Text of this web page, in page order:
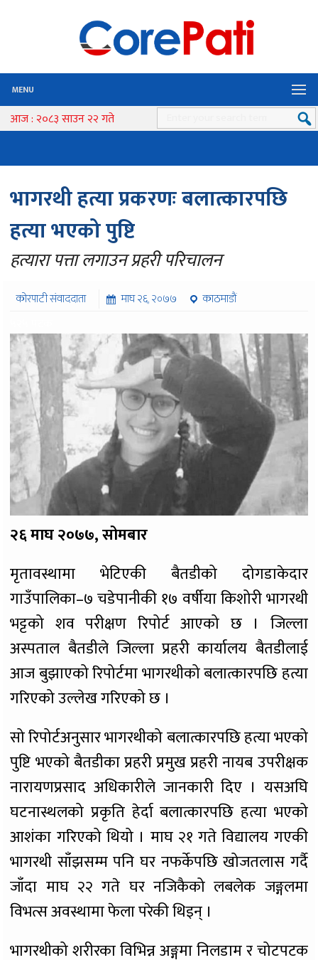
MENU
आज : २०८३ साउन २२ गते
भागरथी हत्या प्रकरणः बलात्कारपछि
हत्या भएको पुष्टि
हत्यारा पत्ता लगाउन प्रहरी परिचालन
कोरपाटी संवाददाता माघ २६, २०७७
काठमाडौं
२६ माघ २०७७, सोमबार
मृतावस्थामा भेटिएकी बैतडीको दोगडाकेदार
गाउँपालिका–७ चडेपानीकी १७ वर्षीया किशोरी भागरथी
भट्टको शव परीक्षण रिपोर्ट आएको छ । जिल्ला
अस्पताल बैतडीले जिल्ला प्रहरी कार्यालय बैतडीलाई
आज बुझाएको रिपोर्टमा भागरथीको बलात्कारपछि हत्या
गरिएको उल्लेख गरिएको छ ।
सो रिपोर्टअनुसार भागरथीको बलात्कारपछि हत्या भएको
पुष्टि भएको बैतडीका प्रहरी प्रमुख प्रहरी नायब उपरीक्षक
नारायणप्रसाद अधिकारीले जानकारी दिए । यसअघि
घटनास्थलको प्रकृति हेर्दा बलात्कारपछि हत्या भएको
आशंका गरिएको थियो । माघ २१ गते विद्यालय गएकी
भागरथी साँझसम्म पनि घर नफर्केपछि खोजतलास गर्दै
जाँदा माघ २२ गते घर नजिकैको लबलेक जङ्गलमा
विभत्स अवस्थामा फेला परेकी थिइन् ।
भागरथीको शरीरका विभिन्न अङ्गमा निलडाम र चोटपटक